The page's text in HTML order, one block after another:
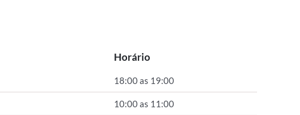
Horário
18:00 as 19:00
10:00 as 11:00